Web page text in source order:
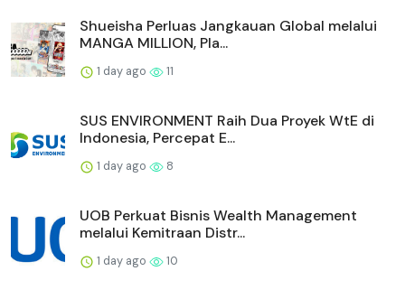
Shueisha Perluas Jangkauan Global melalui
MANGA MILLION, Pla...
1 day ago 11
SUS ENVIRONMENT Raih Dua Proyek WtE di
Indonesia, Percepat E...
1 day ago 8
UOB Perkuat Bisnis Wealth Management
melalui Kemitraan Distr...
1 day ago 10